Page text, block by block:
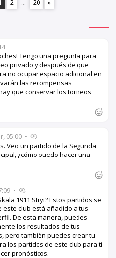
2 ... 20 »
Tengo una pregunta para
privado y después de que
no ocupar espacio adicional en
las recompensas
que conservar los torneos
05:00 •
Veo un partido de la Segunda
¿cómo puedo hacer una
•
1911 Stryi? Estos partidos se
este club está añadido a tus
De esta manera, puedes
los resultados de tus
pero también puedes crear tu
los partidos de este club para ti
pronósticos.